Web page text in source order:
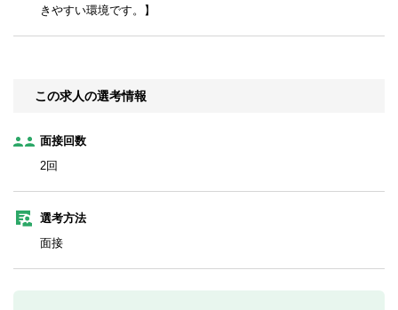
きやすい環境です。】
この求人の選考情報
面接回数
2回
選考方法
面接